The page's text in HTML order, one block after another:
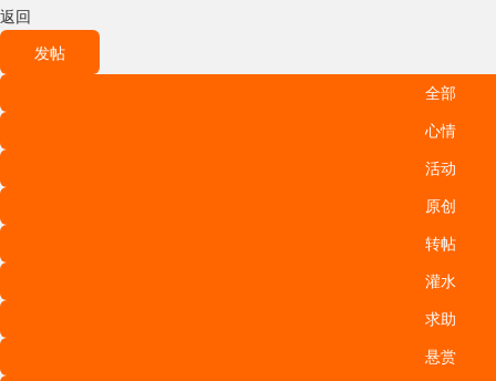
返回
发帖
全部
心情
活动
原创
转帖
灌水
求助
悬赏